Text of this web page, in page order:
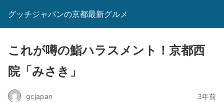
グッチジャパンの京都最新グルメ
これが噂の鮨ハラスメント！京都西
院「みさき」
gcjapan 3年前